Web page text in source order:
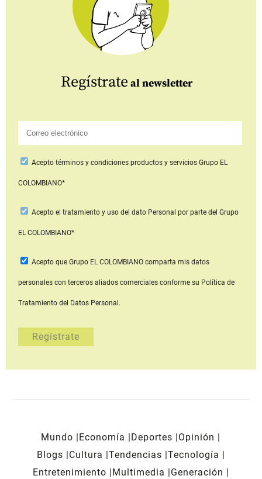
Regístrate al newsletter
Aceptotérminos y condiciones productos y serviciosGrupo EL
COLOMBIANO*
Acepto el tratamiento y uso del dato Personal por parte del Grupo
EL COLOMBIANO*
Acepto que Grupo EL COLOMBIANOcomparta mis datos
personales con terceros aliados comerciales conforme su Política de
Tratamiento del Datos Personal.
Mundo Economía Deportes
Opinión
Blogs
Cultura Tendencias Tecnología
Entretenimiento
Multimedia
Generación